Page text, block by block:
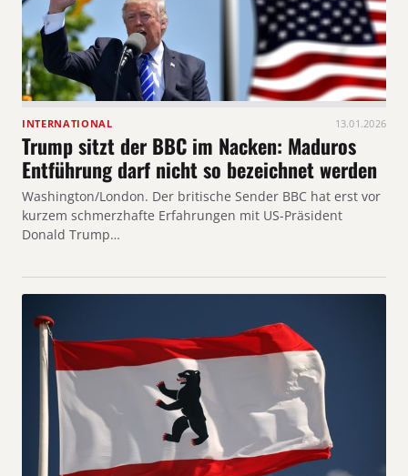
INTERNATIONAL 13.01.2026
Trump sitzt der BBC im Nacken: Maduros
Entführung darf nicht so bezeichnet werden
Washington/London. Der britische Sender BBC hat erst vor
kurzem schmerzhafte Erfahrungen mit US-Präsident
Donald Trump…